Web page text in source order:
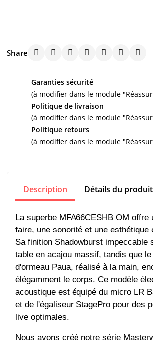
Share
Garanties sécurité
(à modifier dans le module
Politique de livraison
(à modifier dans le module
Politique retours
(à modifier dans le module
Description Détails du produit
La superbe MFA66CESHB OM offre
faire, une sonorité et une esthétique
Sa finition Shadowburst impeccable
table en acajou massif, tandis que
d'ormeau Paua, réalisé à la main,
élégamment le corps. Ce modèle
acoustique est équipé du micro LR
et de l'égaliseur StagePro pour des
live optimales.
Nous avons créé notre série